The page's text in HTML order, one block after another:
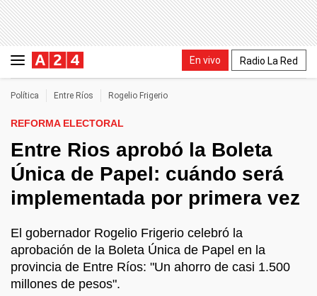
En vivo Radio La Red
Política Entre Ríos Rogelio Frigerio
REFORMA ELECTORAL
Entre Rios aprobó la Boleta
Única de Papel: cuándo será
implementada por primera vez
El gobernador Rogelio Frigerio celebró la
aprobación de la Boleta Única de Papel en la
provincia de Entre Ríos: "Un ahorro de casi 1.500
millones de pesos".